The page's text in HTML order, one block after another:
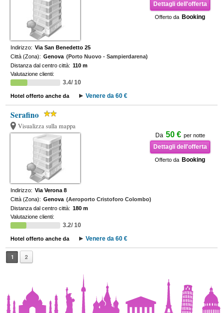
Dettagli dell'offerta
Offerto da Booking
Indirizzo: Via San Benedetto 25
Città (Zona): Genova (Porto Nuovo - Sampierdarena)
Distanza dal centro città: 110 m
Valutazione clienti:
3.4/ 10
Hotel offerto anche da Venere da 60 €
Serafino
Visualizza sulla mappa
Da 50 € per notte
Dettagli dell'offerta
Offerto da Booking
Indirizzo: Via Verona 8
Città (Zona): Genova (Aeroporto Cristoforo Colombo)
Distanza dal centro città: 180 m
Valutazione clienti:
3.2/ 10
Hotel offerto anche da Venere da 60 €
1 2